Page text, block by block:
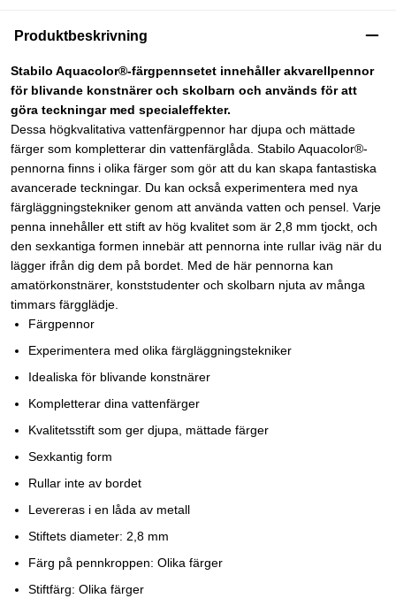
Produktbeskrivning
Stabilo Aquacolor®-färgpennsetet innehåller akvarellpennor
för blivande konstnärer och skolbarn och används för att
göra teckningar med specialeffekter.
Dessa högkvalitativa vattenfärgpennor har djupa och mättade
färger som kompletterar din vattenfärglåda. Stabilo Aquacolor®-
pennorna finns i olika färger som gör att du kan skapa fantastiska
avancerade teckningar. Du kan också experimentera med nya
färgläggningstekniker genom att använda vatten och pensel. Varje
penna innehåller ett stift av hög kvalitet som är 2,8 mm tjockt, och
den sexkantiga formen innebär att pennorna inte rullar iväg när du
lägger ifrån dig dem på bordet. Med de här pennorna kan
amatörkonstnärer, konststudenter och skolbarn njuta av många
timmars färgglädje.
Färgpennor
Experimentera med olika färgläggningstekniker
Idealiska för blivande konstnärer
Kompletterar dina vattenfärger
Kvalitetsstift som ger djupa, mättade färger
Sexkantig form
Rullar inte av bordet
Levereras i en låda av metall
Stiftets diameter: 2,8 mm
Färg på pennkroppen: Olika färger
Stiftfärg: Olika färger